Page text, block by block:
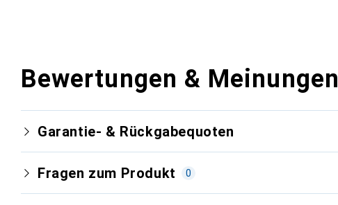
Bewertungen & Meinungen
Garantie- & Rückgabequoten
Fragen zum Produkt 0